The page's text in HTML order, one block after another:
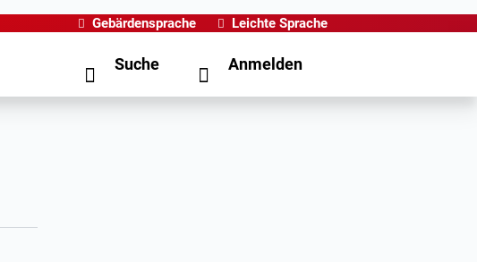
Gebärdensprache Leichte Sprache
Suche Anmelden